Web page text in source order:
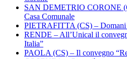
SAN DEMETRIO CORONE
Casa Comunale
PIETRAFITTA (CS) – Domani
RENDE – All’Unical il
Italia”
PAOLA (CS) – Il convegno